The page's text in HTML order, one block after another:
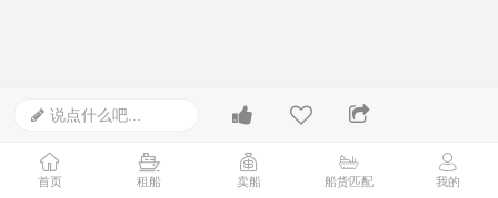
说点什么吧...
首页 租船 卖船 船货匹配 我的